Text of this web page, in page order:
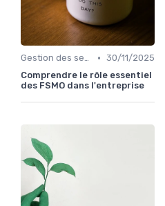
Gestion des serveurs • 30/11/2025
Comprendre le rôle essentiel
des FSMO dans l'entreprise